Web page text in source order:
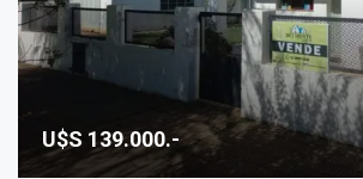
U$S 139.000.-